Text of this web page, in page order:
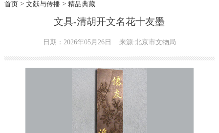
首页> 文献与传播 > 精品典藏
文具-清胡开文名花十友墨
日期：2026年05月26日 来源:北京市文物局